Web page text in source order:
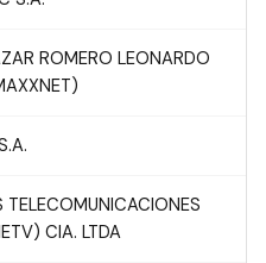
ROMERO LEONARDO
TELECOMUNICACIONES
CIA. LTDA